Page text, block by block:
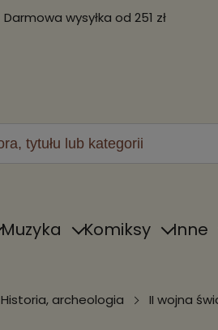
Darmowa wysyłka od 251 zł
Muzyka Komiksy Inne
Historia, archeologia II wojna